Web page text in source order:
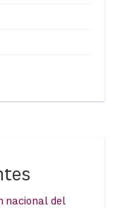
nacional del